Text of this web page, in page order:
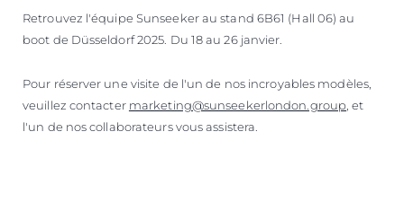
Retrouvez l'équipe Sunseeker au stand 6B61 (Hall 06) au
boot de Düsseldorf 2025. Du 18 au 26 janvier.
Pour réserver une visite de l'un de nos incroyables modèles,
veuillez contacter marketing@sunseekerlondon.group, et
l'un de nos collaborateurs vous assistera.